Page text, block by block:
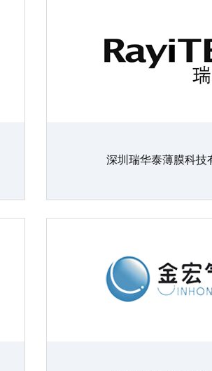
深圳瑞华泰薄膜科技